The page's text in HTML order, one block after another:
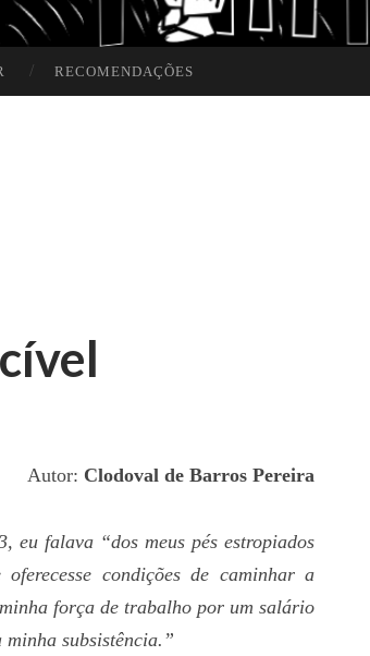
RECOMENDAÇÕES
Autor: Clodoval de Barros Pereira
eu falava “dos meus pés estropiados
condições de caminhar a
força de trabalho por um salário
subsistência.”